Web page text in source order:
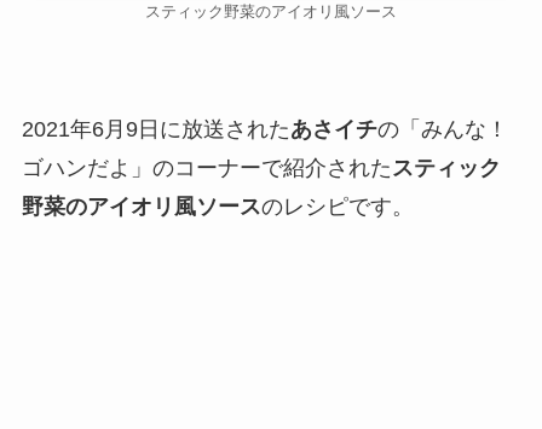
スティック野菜のアイオリ風ソース
2021年6月9日に放送されたあさイチの「みんな！
ゴハンだよ」のコーナーで紹介された スティック
野菜のアイオリ風ソースのレシピです。